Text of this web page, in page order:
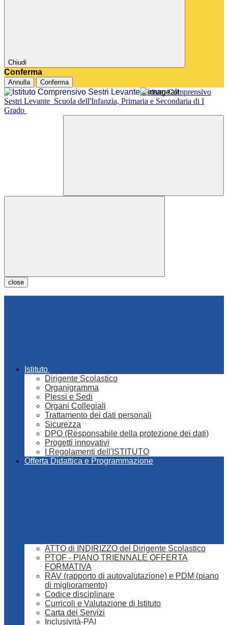
Chiudi
Conferma
Annulla Conferma
Istituto Comprensivo
Sestri Levante Scuola dell'Infanzia, Primaria e Secondaria di I
Grado
close
Istituto
Dirigente Scolastico
Organigramma
Plessi e Sedi
Organi Collegiali
Trattamento dei dati personali
Sicurezza
DPO (Responsabile della protezione dei dati)
Progetti innovativi
I Regolamenti dell'ISTITUTO
Offerta Didattica e Programmazione
ATTO di INDIRIZZO del Dirigente Scolastico
PTOF - PIANO TRIENNALE OFFERTA
FORMATIVA
RAV (rapporto di autovalutazione) e PDM (piano
di miglioramento)
Codice disciplinare
Curricoli e Valutazione di Istituto
Carta dei Servizi
Inclusività-PAI